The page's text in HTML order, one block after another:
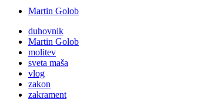
Martin Golob
duhovnik
Martin Golob
molitev
sveta maša
vlog
zakon
zakrament